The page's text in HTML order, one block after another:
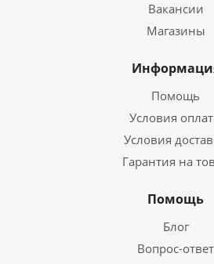
Вакансии
Магазины
Помощь
Условия
Условия
Гарантия на
Помощь
Блог
Вопрос-ответ